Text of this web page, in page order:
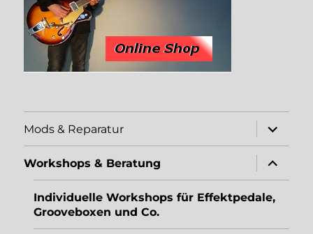
Mods & Reparatur
öffnen
Workshops & Beratung
öffnen
Individuelle Workshops für Effektpedale,
Grooveboxen und Co.